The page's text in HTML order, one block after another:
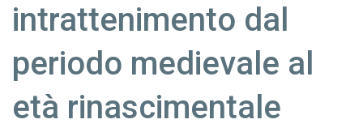
intrattenimento dal
periodo medievale al
età rinascimentale